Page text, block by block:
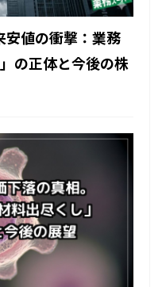
値の衝撃：業務
の正体と今後の株